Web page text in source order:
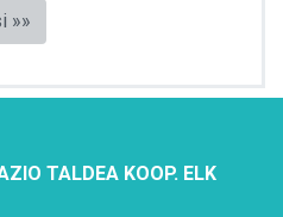
»»
TALDEA KOOP. ELK